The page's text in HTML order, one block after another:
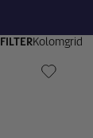
FILTERKolomgrid